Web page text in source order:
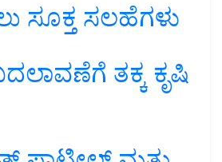
ಸೂಕ್ತ ಸಲಹೆಗಳು
ತಕ್ಕ ಕೃಷಿ